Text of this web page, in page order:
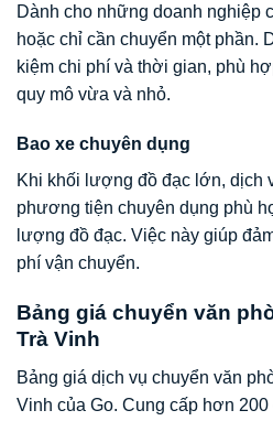
Dành cho những doanh nghiệp
hoặc chỉ cần chuyển một phần.
kiệm chi phí và thời gian, phù
quy mô vừa và nhỏ.
Bao xe chuyên dụng
Khi khối lượng đồ đạc lớn, dịch
phương tiện chuyên dụng phù
lượng đồ đạc. Việc này giúp
phí vận chuyển.
Bảng giá chuyển văn
Trà Vinh
Bảng giá dịch vụ chuyển văn
Vinh của Go. Cung cấp hơn